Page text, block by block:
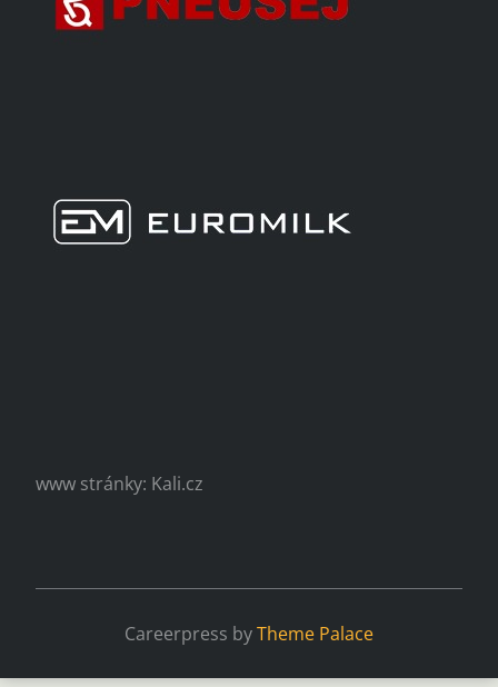
www stránky: Kali.cz
Careerpress byTheme Palace